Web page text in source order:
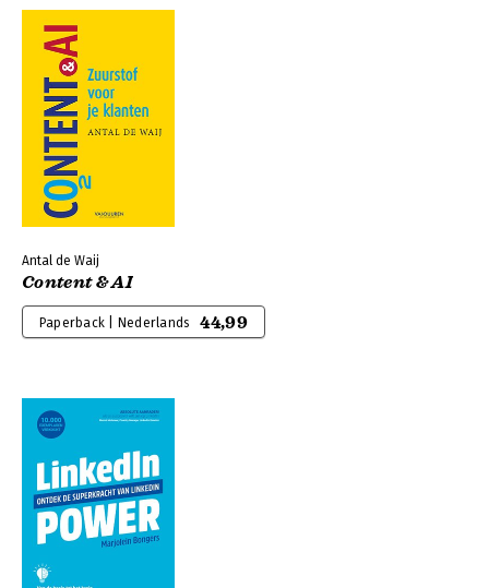
Antal de Waij
Content & AI
Paperback | Nederlands 44,99